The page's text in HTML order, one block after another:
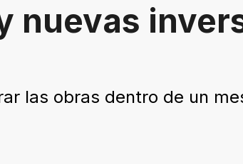
nuevas
las obras dentro de un